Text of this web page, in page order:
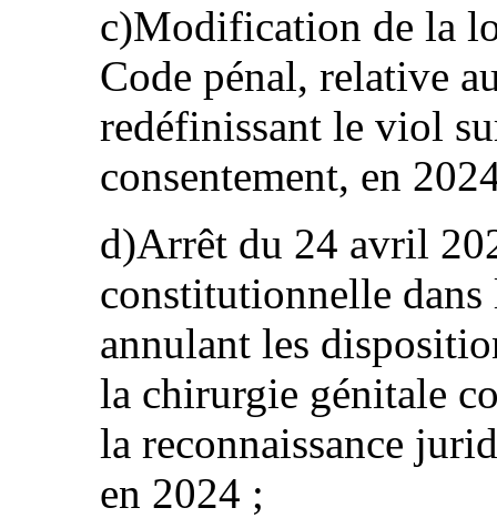
c)Modification de la
Code pénal, relative
redéfinissant le viol
consentement, en
d)Arrêt du 24 avril
constitutionnelle
annulant les
la chirurgie génitale
la reconnaissance
en 2024 ;